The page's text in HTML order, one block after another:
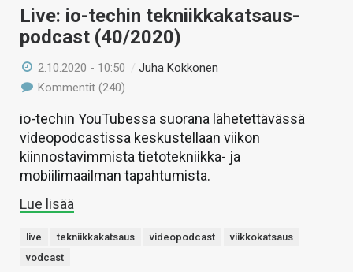
Live: io-techin tekniikkakatsaus-
podcast (40/2020)
2.10.2020 - 10:50 /Juha Kokkonen
Kommentit (240)
io-techin YouTubessa suorana lähetettävässä
videopodcastissa keskustellaan viikon
kiinnostavimmista tietotekniikka- ja
mobiilimaailman tapahtumista.
Lue lisää
live tekniikkakatsaus videopodcast
viikkokatsaus
vodcast